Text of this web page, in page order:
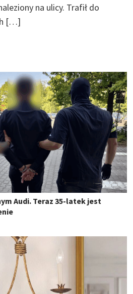
na ulicy. Trafił do
[…]
Audi. Teraz 35-latek jest